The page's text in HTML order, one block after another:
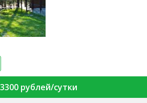
рублей/сутки